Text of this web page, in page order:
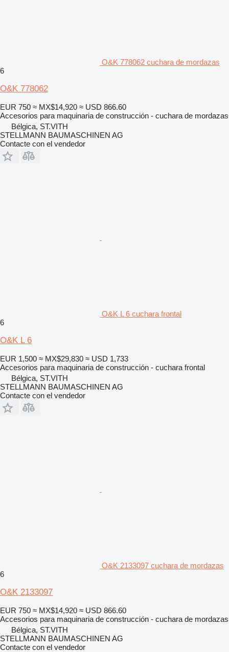
O&K 778062 cuchara de mordazas
6
O&K 778062
EUR 750 ≈ MX$14,920 ≈ USD 866.60
Accesorios para maquinaria de construcción - cuchara de mordazas
Bélgica, ST.VITH
STELLMANN BAUMASCHINEN AG
Contacte con el vendedor
O&K L 6 cuchara frontal
6
O&K L 6
EUR 1,500 ≈ MX$29,830 ≈ USD 1,733
Accesorios para maquinaria de construcción - cuchara frontal
Bélgica, ST.VITH
STELLMANN BAUMASCHINEN AG
Contacte con el vendedor
O&K 2133097 cuchara de mordazas
6
O&K 2133097
EUR 750 ≈ MX$14,920 ≈ USD 866.60
Accesorios para maquinaria de construcción - cuchara de mordazas
Bélgica, ST.VITH
STELLMANN BAUMASCHINEN AG
Contacte con el vendedor